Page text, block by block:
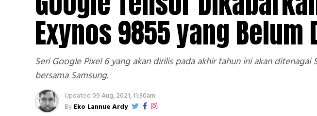
Exynos 9855 yang Belum
Seri Google Pixel 6 yang akan dirilis pada akhir tahun ini akan
bersama Samsung.
Updated09 Aug, 2021, 11:30am
ByEko Lannue Ardy